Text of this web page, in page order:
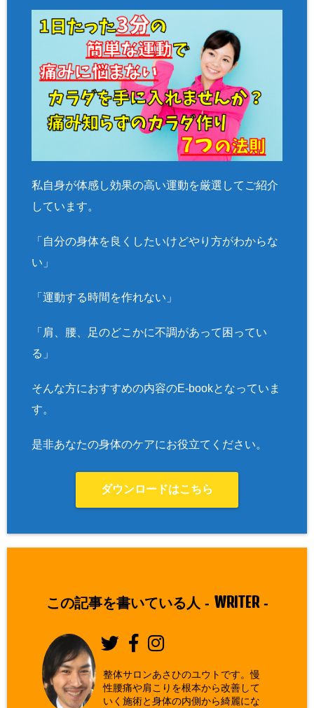
私自身が体感し効果の高い運動を厳選してご紹介
しています。
「自分の身体を良くしたいけどやり方がわからな
い」
「運動する時間を作れない」
「肩、腰、足のどこかに不調があって困ってい
る」
そんな方におすすめの内容のE-bookとなっていま
す。
是非あなたの身体のケアにお役立てください。
ダウンロードはこちら
この記事を書いている人 - WRITER-
整体サロンあさひのユウトです。慢
性腰痛や肩こりを根本から改善して
いく施術と身体の内側から綺麗にな